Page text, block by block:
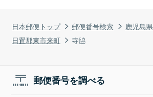
日本郵便トップ 郵便番号検索
鹿児島県
日置郡東市来町
寺脇
郵便番号を調べる